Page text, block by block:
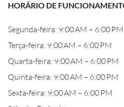
HORÁRIO DE
Segunda-feira: 9:00 AM – 6:00 PM
Terça-feira: 9:00 AM – 6:00 PM
Quarta-feira: 9:00 AM – 6:00 PM
Quinta-feira: 9:00 AM – 6:00 PM
Sexta-feira: 9:00 AM – 6:00 PM